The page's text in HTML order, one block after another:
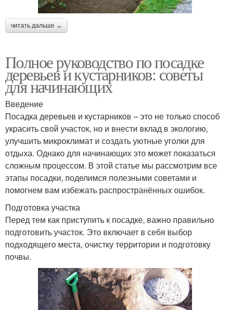
читать дальше →
Полное руководство по посадке
деревьев и кустарников: советы
для начинающих
Введение
Посадка деревьев и кустарников – это не только способ
украсить свой участок, но и внести вклад в экологию,
улучшить микроклимат и создать уютные уголки для
отдыха. Однако для начинающих это может показаться
сложным процессом. В этой статье мы рассмотрим все
этапы посадки, поделимся полезными советами и
помогнем вам избежать распространённых ошибок.
Подготовка участка
Перед тем как приступить к посадке, важно правильно
подготовить участок. Это включает в себя выбор
подходящего места, очистку территории и подготовку
почвы.